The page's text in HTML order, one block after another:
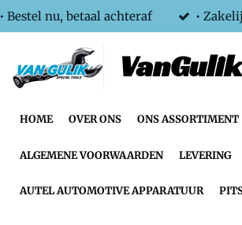
• Bestel nu, betaal achteraf •
HOME OVER ONS ONS ASSORTIMENT
ALGEMENE VOORWAARDEN LEVERING
AUTEL AUTOMOTIVE APPARATUUR